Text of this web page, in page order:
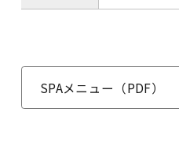
SPAメニュー（PDF）